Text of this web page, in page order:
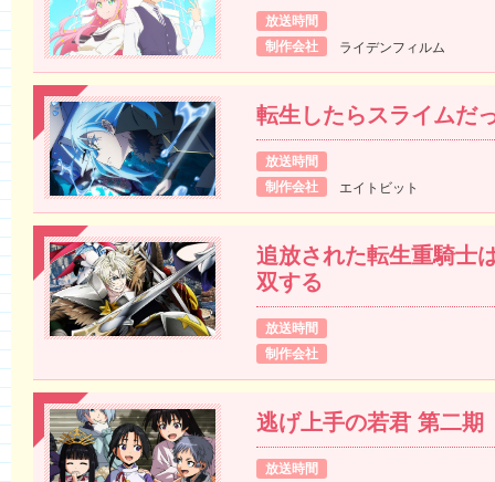
放送時間
制作会社
ライデンフィルム
転生したらスライムだ
放送時間
制作会社
エイトビット
追放された転生重騎士
双する
放送時間
制作会社
逃げ上手の若君 第二期
放送時間